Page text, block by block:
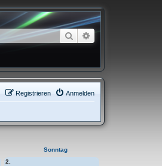
Suche Erweiterte Suche
Anmelden
Registrieren
Sonntag
2.